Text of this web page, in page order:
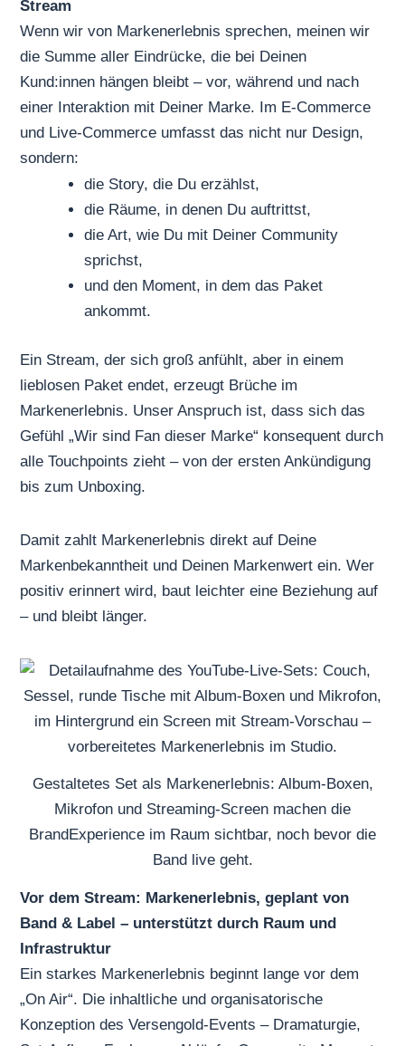
Stream
Wenn wir von Markenerlebnis sprechen, meinen wir
die Summe aller Eindrücke, die bei Deinen
Kund:innen hängen bleibt – vor, während und nach
einer Interaktion mit Deiner Marke. Im E-Commerce
und Live-Commerce umfasst das nicht nur Design,
sondern:
die Story, die Du erzählst,
die Räume, in denen Du auftrittst,
die Art, wie Du mit Deiner Community
sprichst,
und den Moment, in dem das Paket
ankommt.
Ein Stream, der sich groß anfühlt, aber in einem
lieblosen Paket endet, erzeugt Brüche im
Markenerlebnis. Unser Anspruch ist, dass sich das
Gefühl „Wir sind Fan dieser Marke“ konsequent durch
alle Touchpoints zieht – von der ersten Ankündigung
bis zum Unboxing.
Damit zahlt Markenerlebnis direkt auf Deine
Markenbekanntheit und Deinen Markenwert ein. Wer
positiv erinnert wird, baut leichter eine Beziehung auf
– und bleibt länger.
Gestaltetes Set als Markenerlebnis: Album-Boxen,
Mikrofon und Streaming-Screen machen die
BrandExperience im Raum sichtbar, noch bevor die
Band live geht.
Vor dem Stream: Markenerlebnis, geplant von
Band & Label – unterstützt durch Raum und
Infrastruktur
Ein starkes Markenerlebnis beginnt lange vor dem
„On Air“. Die inhaltliche und organisatorische
Konzeption des Versengold-Events – Dramaturgie,